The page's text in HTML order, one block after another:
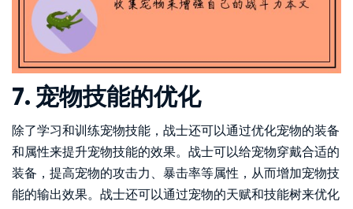
7. 宠物技能的优化
除了学习和训练宠物技能，战士还可以通过优化宠物的装备
和属性来提升宠物技能的效果。战士可以给宠物穿戴合适的
装备，提高宠物的攻击力、暴击率等属性，从而增加宠物技
能的输出效果。战士还可以通过宠物的天赋和技能树来优化